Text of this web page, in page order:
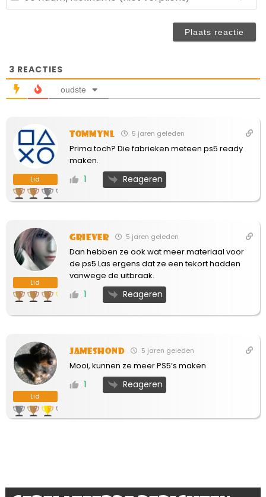
3 REACTIES
oudste
Lid
TommyNL 5 jaren geleden
Prima toch? Die fabrieken meteen ps5 ready
maken.
1 Reageren
Lid
Griever 5 jaren geleden
Dan hebben ze ook wat meer materiaal voor
de ps5.Las ergens dat ze een tekort hadden
vanwege de uitbraak.
1 Reageren
Lid
Jameshond 5 jaren geleden
Mooi, kunnen ze meer PS5’s maken
1 Reageren